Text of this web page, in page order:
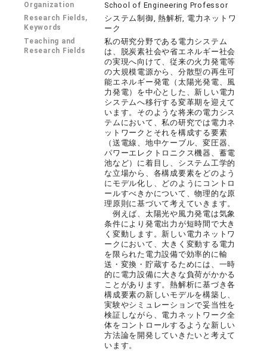
Organization School of Engineering Professor
Research Fields,
Keywords
システム制御, 熱解析, 電力ネットワ
ーク
Teaching and
Research Fields
私の研究分野である電力システム
は、脱炭素社会や省エネルギー社会
の実現へ向けて、従来の火力発電等
の大規模電源から、分散型の再生可
能エネルギー発電（太陽光発電、風
力発電）を中心とした、新しい電力
システムへ移行する変革期を迎えて
います。そのような将来の電力シス
テムにおいて、私の研究では電力ネ
ットワークとそれを構成する要素
（送電線、地中ケーブル、変圧器、
パワーエレクトロニクス機器、蓄電
池など）に着目し、システム工学的
な立場から、各構成要素をどのよう
にモデル化し、どのようにコントロ
ールすべきかについて、物理的な原
理原則に基づいて考えていきます。
例えば、太陽光や風力発電は気象
条件により発電出力が短時間で大き
く変動します。新しい電力ネットワ
ークにおいて、大きく変動する電力
を限られた電力設備で効率的に輸
送・変換・貯蔵するためには、一時
的に電力設備に大きな負荷がかかる
ことがあります。熱解析に基づき各
構成要素の新しいモデルを構築し、
実験やシミュレーションで妥当性を
検証しながら、電力ネットワーク全
体をコントロールするような新しい
方法論を開発していきたいと考えて
います。